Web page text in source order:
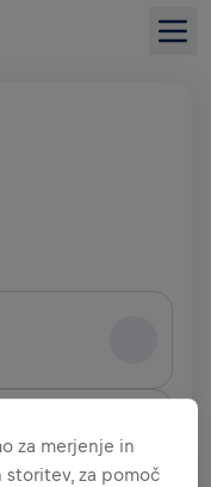
za merjenje in
za pomoč